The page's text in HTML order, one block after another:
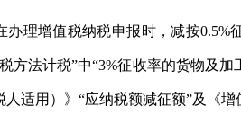
办理增值税纳税申报时，减按
方法计税”中“3%征收率的货物及
人适用）》“应纳税额减征额”及《